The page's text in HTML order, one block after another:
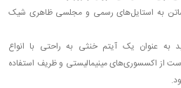
به استایل‌های رسمی و مجلسی ظاهری شیک
به عنوان یک آیتم خنثی به راحتی با انواع
از اکسسوری‌های مینیمالیستی و ظریف استفاده